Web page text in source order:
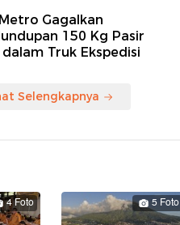
Gagalkan
150 Kg Pasir
Truk Ekspedisi
Selengkapnya
4 Foto 5 Foto